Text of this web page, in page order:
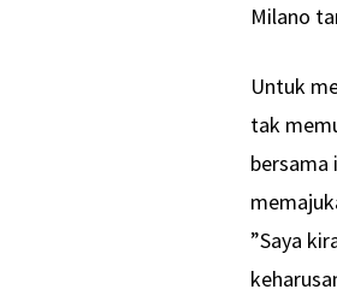
Milano
Untuk
tak
bersama
”Saya